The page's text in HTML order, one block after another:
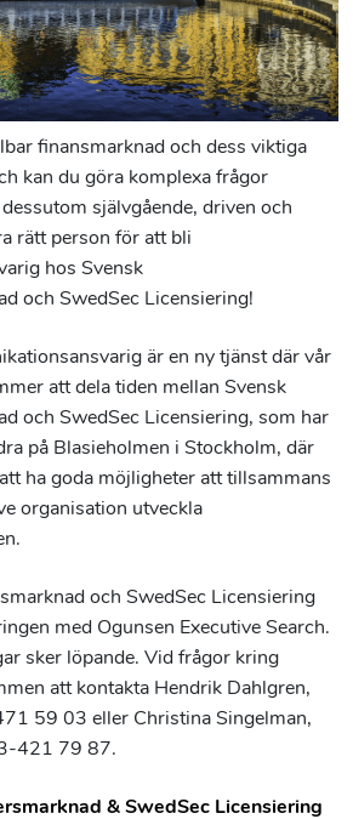
finansmarknad och dess viktiga
kan du göra komplexa frågor
självgående, driven och
rätt person för att bli
hos Svensk
och SwedSec Licensiering!
är en ny tjänst där vår
att dela tiden mellan Svensk
och SwedSec Licensiering, som har
på Blasieholmen i Stockholm, där
ha goda möjligheter att tillsammans
organisation utveckla
och SwedSec Licensiering
med Ogunsen Executive Search.
sker löpande. Vid frågor kring
att kontakta Hendrik Dahlgren,
59 03 eller Christina Singelman,
421 79 87.
& SwedSec Licensiering